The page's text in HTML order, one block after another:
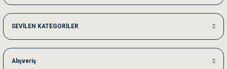
Akşam verdiğim sipariş bir sonraki gün elime ulaştı. Jack russell köpeğim
Ka***** Ar******
Ufak bir sorun harici sorun olmadı sağolsunlar onuda hemen çözdüler
SEVİLEN KATEGORİLER
Alışveriş